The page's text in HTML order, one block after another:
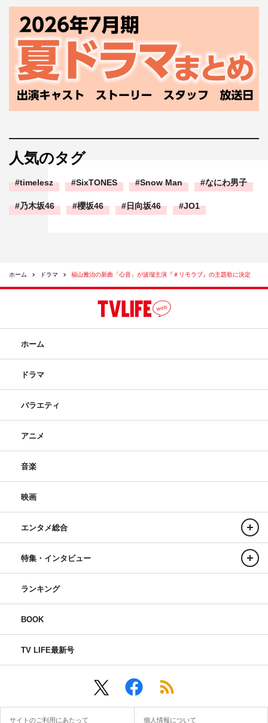
人気のタグ
timelesz SixTONES Snow Man なにわ男子
乃木坂46 櫻坂46 日向坂46 JO1
ホーム ドラマ 福山雅治の新曲「心音」が波瑠主演『＃リモラブ』の主題歌に決定
ホーム
ドラマ
バラエティ
アニメ
音楽
映画
エンタメ総合
特集・インタビュー
ランキング
BOOK
TV LIFE最新号
サイトのご利用にあたって 個人情報について